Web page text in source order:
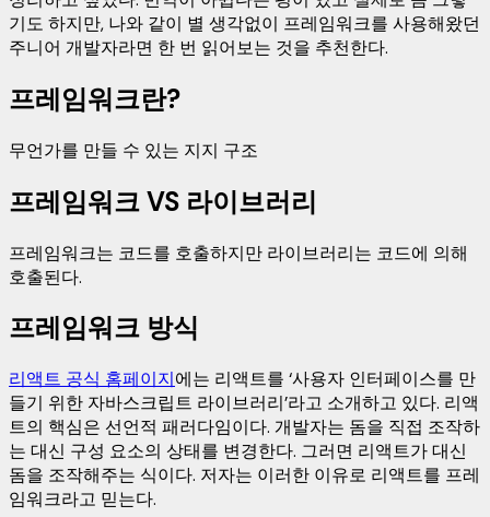
기도 하지만, 나와 같이 별 생각없이 프레임워크를 사용해왔던
주니어 개발자라면 한 번 읽어보는 것을 추천한다.
프레임워크란?
무언가를 만들 수 있는 지지 구조
프레임워크 VS 라이브러리
프레임워크는 코드를 호출하지만 라이브러리는 코드에 의해
호출된다.
프레임워크 방식
리액트 공식 홈페이지에는 리액트를 ‘사용자 인터페이스를 만
들기 위한 자바스크립트 라이브러리’라고 소개하고 있다. 리액
트의 핵심은 선언적 패러다임이다. 개발자는 돔을 직접 조작하
는 대신 구성 요소의 상태를 변경한다. 그러면 리액트가 대신
돔을 조작해주는 식이다. 저자는 이러한 이유로 리액트를 프레
임워크라고 믿는다.